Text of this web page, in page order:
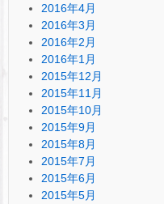
2016年4月
2016年3月
2016年2月
2016年1月
2015年12月
2015年11月
2015年10月
2015年9月
2015年8月
2015年7月
2015年6月
2015年5月